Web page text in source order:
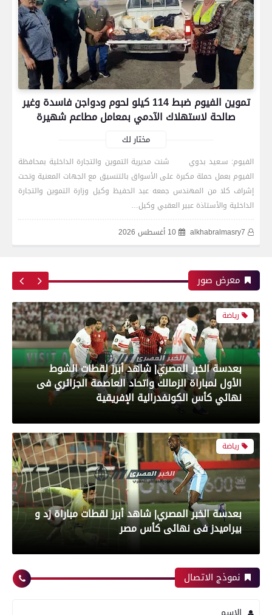
تموين الفيوم ضبط 114 كيلو لحوم ودواجن فاسدة وغير
صالحة لاستهلاك الآدمي بمعامل مطاعم شهيرة
مختار لك
الفيوم: سـعيد بدوي شنت مديرية التموين والتجارة الداخلية بمحافظة
الفيوم بعمل حملة مكبرة على الأسواق بالتنسيق مع الجهات المعنية وتحت
إشراف كلا من المهندس جمعه عبد الحفيظ وكيل وزارة التموين والتجارة
الداخلية والأستاذة عبير العقبي وكيل…
alkhabralmasry7
10 أغسطس 2026
معرض صور
رياضة
اتحاد العاصمة الجزائرى بطلاً لكأس الكونفدرالية
الإفريقية للمرة الثانية في تاريخه
رياضة
بعدسة الخبر المصري| شاهد أبرز لقطات الشوط
الأول لمباراة الزمالك واتحاد العاصمة الجزائري فى
نهائي كأس الكونفدرالية الإفريقية
رياضة
بعدسة الخبر المصري| شاهد أبرز لقطات مباراة زد و
بيراميدز فى نهائى كأس مصر
رياضة
نموذج الاتصال